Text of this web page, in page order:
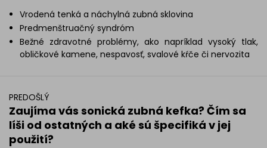
Vrodená tenká a náchylná zubná sklovina
Predmenštruačný syndróm
Bežné zdravotné problémy, ako napríklad vysoký tlak,
obličkové kamene, nespavosť, svalové kŕče či nervozita
PREDOŠLÝ
Zaujíma vás sonická zubná kefka? Čím sa
líši od ostatných a aké sú špecifiká v jej
použití?